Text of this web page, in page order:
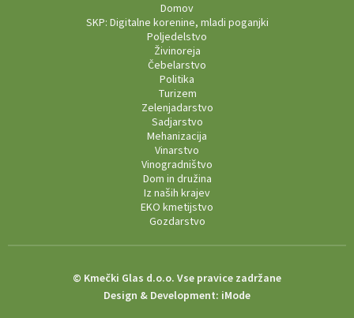
Domov
SKP: Digitalne korenine, mladi poganjki
Poljedelstvo
Živinoreja
Čebelarstvo
Politika
Turizem
Zelenjadarstvo
Sadjarstvo
Mehanizacija
Vinarstvo
Vinogradništvo
Dom in družina
Iz naših krajev
EKO kmetijstvo
Gozdarstvo
© Kmečki Glas d.o.o. Vse pravice zadržane
Design & Development: iMode